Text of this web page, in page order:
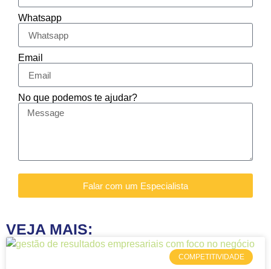
Whatsapp
Email
No que podemos te ajudar?
Falar com um Especialista
VEJA MAIS:
COMPETITIVIDADE